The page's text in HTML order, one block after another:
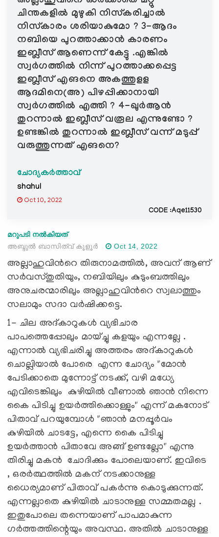
ചിന്തകളിൽ മുഴുകി നിസ്കരിച്ചാൽ
നിസ്കാരം ശരിയാകുമോ ? 3-ആദം
നബിയെ പുറത്താക്കാൻ കാരണം
ഇബ്ലീസ് ആണെന്ന് കേട്ടു .എങ്കിൽ
സ്വർഗത്തിൽ നിന്ന് പുറത്താക്കപ്പെട്ട
ഇബ്ലീസ് എങനെ അകത്തുളള
ആദമിനെ(അ) പിഴപ്പിക്കാനായി
സ്വർഗത്തിൽ എത്തി ? 4-ഖുർആൻ
തുറന്നാൽ ഇബ്ലീസ് വരൂല എന്നുണ്ടോ ?
ഉണ്ടങ്കിൽ തുറന്നാൽ ഇബ്ലീസ് വന്ന് മടുപ്പ്
വരുത്തുന്നത് എങനെ?
ചോദ്യകർത്താവ്
shahul
Oct 10, 2022
CODE :Aqe11530
മറുപടി നൽകിയത്
അബ്ദുല്‍ ബാസിത്വ് കൂളൂര്‍
Oct 14, 2022
അല്ലാഹുവിൻറെ തിരുനാമത്തിൽ, അവന് ആണ്
സർവസ്തുതിയും, നബിയിലും കുടുംബത്തിലും
അനുചരന്മാരിലും അല്ലാഹുവിൻറെ സ്വലാത്തും
സലാമും സദാ വർഷിക്കട്ടെ.
1- ചില അദ്കാറുകൾ വ്യഭിചാര
പാപത്തെപ്പോലും മായ്ച്ചു കളയും എന്നല്ലേ .
എന്നാൽ വ്യഭിചരിച്ചു അത്തരം അദ്കാറുകൾ
ചൊല്ലിയാൽ പോരെ എന്ന ചോദ്യം "മോൻ
പേടിക്കാതെ മുന്നോട്ട് നടക്ക്, വഴി മധ്യേ
എവിടെങ്കിലും കുഴിയിൽ വീണാൽ ഞാൻ നിന്നെ
കൈ പിടിച്ചു ഉയർത്തിക്കൊള്ളും" എന്ന് മകനോട്
പിതാവ് പറയുമ്പോൾ "ഞാൻ മനപ്പൂർവം
കുഴിയിൽ ചാടട്ടേ, എന്നെ കൈ പിടിച്ചു
ഉയർത്താൻ പിതാവേ അങ്ങ് ഉണ്ടല്ലോ" എന്നു
തിരിച്ചു മകൻ ചോദിക്കും പോലെയാണ്. ഇവിടെ
, ഒരർത്ഥത്തിൽ മകന് നടക്കാനുള്ള
ധൈര്യമാണ് പിതാവ് പകർന്നു കൊടുക്കുന്നത്.
എന്നല്ലാതെ കുഴിയിൽ ചാടാനുള്ള സമ്മതമല്ല .
ഇതുപോലെ തന്നെയാണ് പാപമാകുന്ന
ഗർത്തത്തിന്റെയും അവസ്ഥ. അതിൽ ചാടാനുള്ള